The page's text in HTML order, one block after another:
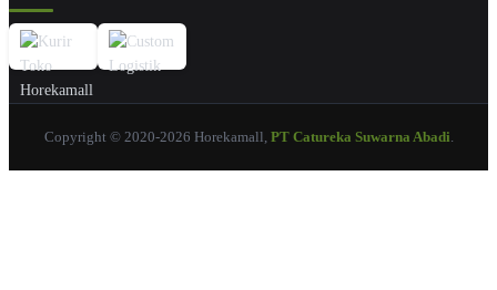
Copyright © 2020-2026 Horekamall, PT Catureka Suwarna Abadi